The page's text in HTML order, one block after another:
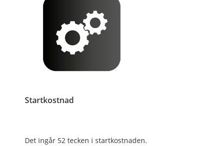
Startkostnad
Det ingår 52 tecken i startkostnaden.